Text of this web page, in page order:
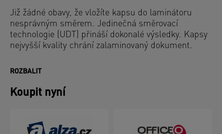
Již žádné obavy, že vložíte kapsu do laminátoru
nesprávným směrem. Jedinečná směrovací
technologie (UDT) přináší dokonalé výsledky. Kapsy
nejvyšší kvality chrání zalaminovaný dokument.
ROZBALIT
Koupit nyní